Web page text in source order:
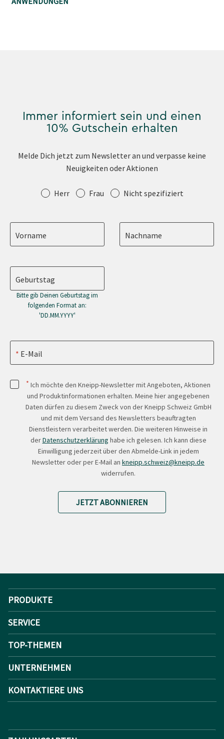
Immer informiert sein und einen
10% Gutschein erhalten
Melde Dich jetzt zum Newsletter an und verpasse keine
Neuigkeiten oder Aktionen
Anrede Herr Frau Nicht spezifiziert
Vorname Nachname
Geburtstag
Bitte gib Deinen Geburtstag im
folgenden Format an:
'DD.MM.YYYY'
E-Mail
* Ich möchte den Kneipp-Newsletter mit Angeboten, Aktionen
und Produktinformationen erhalten. Meine hier angegebenen
Daten dürfen zu diesem Zweck von der Kneipp Schweiz GmbH
und mit dem Versand des Newsletters beauftragten
Dienstleistern verarbeitet werden. Die weiteren Hinweise in
derDatenschutzerklärung habe ich gelesen. Ich kann diese
Einwilligung jederzeit über den Abmelde-Link in jedem
Newsletter oder per E-Mail an kneipp.schweiz@kneipp.de
widerrufen.
JETZT ABONNIEREN
PRODUKTE
SERVICE
TOP-THEMEN
UNTERNEHMEN
KONTAKTIERE UNS